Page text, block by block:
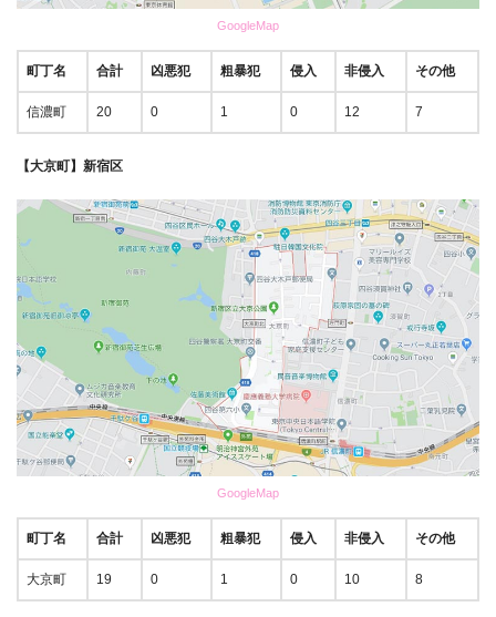
GoogleMap
町丁名 合計 凶悪犯 粗暴犯 侵入 非侵入 その他
信濃町 20 0 1 0 12 7
【大京町】新宿区
GoogleMap
町丁名 合計 凶悪犯 粗暴犯 侵入 非侵入 その他
大京町 19 0 1 0 10 8